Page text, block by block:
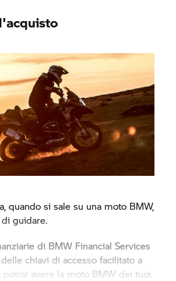
quando si sale su una moto BMW,
guidare.
di BMW Financial Services
chiavi di accesso facilitato a
potrai avere la moto BMW dei tuoi